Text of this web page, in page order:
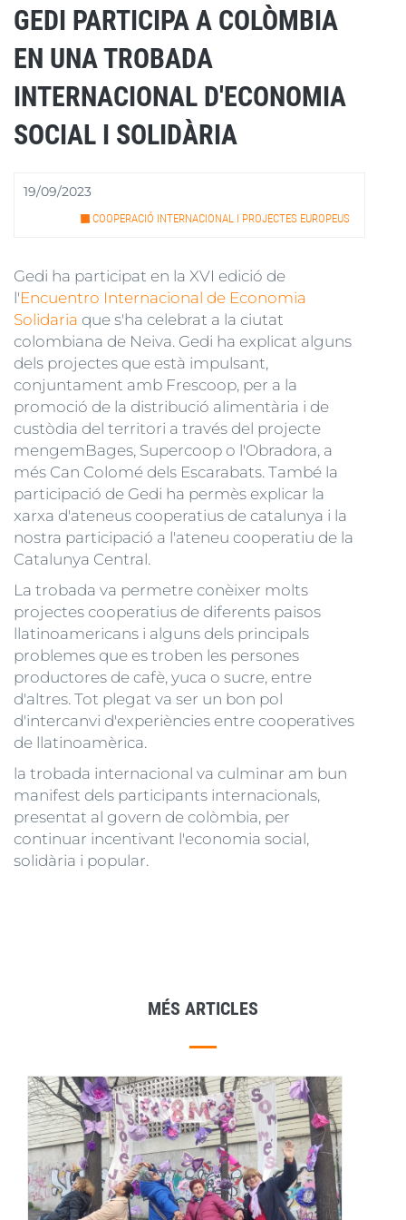
GEDI PARTICIPA A COLÒMBIA
EN UNA TROBADA
INTERNACIONAL D'ECONOMIA
SOCIAL I SOLIDÀRIA
19/09/2023
COOPERACIÓ INTERNACIONAL I PROJECTES EUROPEUS
Gedi ha participat en la XVI edició de
l'Encuentro Internacional de Economia
Solidaria que s'ha celebrat a la ciutat
colombiana de Neiva. Gedi ha explicat alguns
dels projectes que està impulsant,
conjuntament amb Frescoop, per a la
promoció de la distribució alimentària i de
custòdia del territori a través del projecte
mengemBages, Supercoop o l'Obradora, a
més Can Colomé dels Escarabats. També la
participació de Gedi ha permès explicar la
xarxa d'ateneus cooperatius de catalunya i la
nostra participació a l'ateneu cooperatiu de la
Catalunya Central.
La trobada va permetre conèixer molts
projectes cooperatius de diferents paisos
llatinoamericans i alguns dels principals
problemes que es troben les persones
productores de cafè, yuca o sucre, entre
d'altres. Tot plegat va ser un bon pol
d'intercanvi d'experiències entre cooperatives
de llatinoamèrica.
la trobada internacional va culminar am bun
manifest dels participants internacionals,
presentat al govern de colòmbia, per
continuar incentivant l'economia social,
solidària i popular.
MÉS ARTICLES